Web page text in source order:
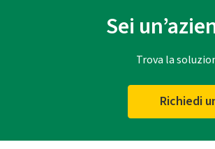
Sei
Trova la
Richiedi